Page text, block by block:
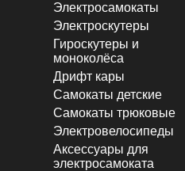
Электросамокаты
Электроскутеры
Гироскутеры и
моноколёса
Дрифт кары
Самокаты детские
Самокаты трюковые
Электровелосипеды
Аксессуары для
электросамоката